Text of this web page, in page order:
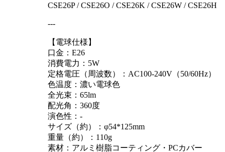
CSE26P / CSE26O / CSE26K / CSE26W / CSE26H
---
【電球仕様】
口金：E26
消費電力：5W
定格電圧（周波数）：AC100-240V（50/60Hz）
色温度：濃い電球色
全光束：65lm
配光角：360度
演色性：-
サイズ（約）：φ54*125mm
重量（約）：110g
素材：アルミ樹脂コーティング・PCカバー